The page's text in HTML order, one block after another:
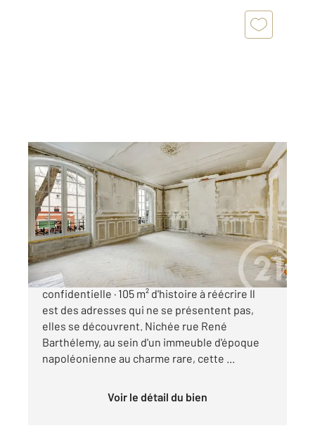
MONTROUGE 92
105,75 m2, 4 pièces
Ref : 10830
Appartement T4 à vendre
840 000 €
MONTROUGE Rue René Barthélemy Adresse
confidentielle · 105 m² d'histoire à réécrire Il
est des adresses qui ne se présentent pas,
elles se découvrent. Nichée rue René
Barthélemy, au sein d'un immeuble d'époque
napoléonienne au charme rare, cette ...
Voir le détail du bien